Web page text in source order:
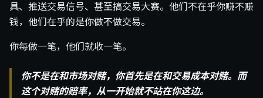
具、推送交易信号、甚至搞交易大赛。他们不在乎你赚不赚
钱，他们在乎的是你做不做交易。
你每做一笔，他们就收一笔。
你不是在和市场对赌，你首先是在和交易成本对赌。而
这个对赌的赔率，从一开始就不站在你这边。